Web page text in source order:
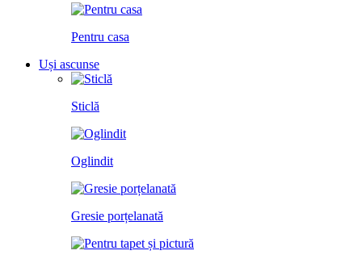
Pentru casa
Uși ascunse
Sticlă
Oglindit
Gresie porțelanată